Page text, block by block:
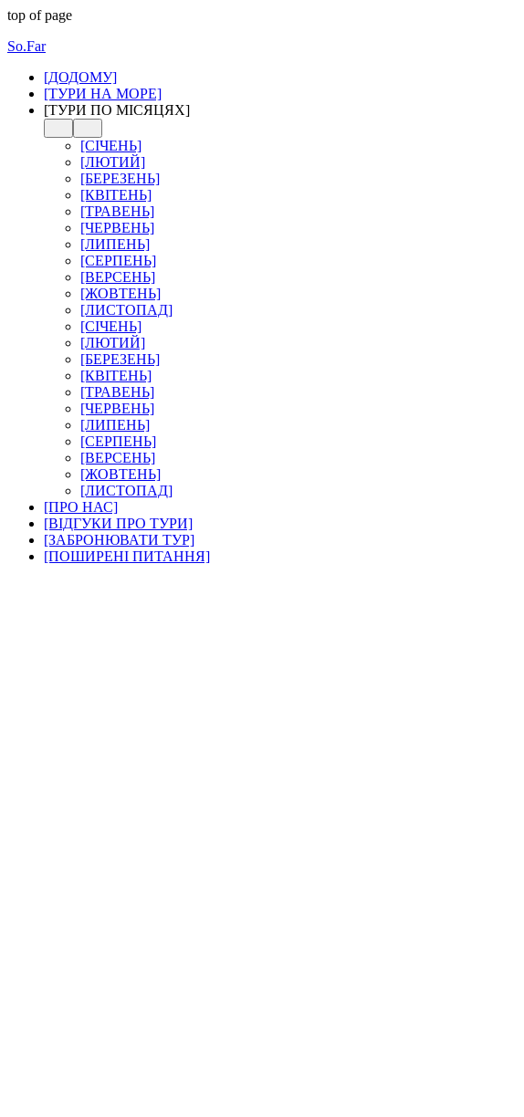
top of page
So.Far
[ДОДОМУ]
[ТУРИ НА МОРЕ]
[ТУРИ ПО МІСЯЦЯХ]
[СІЧЕНЬ]
[ЛЮТИЙ]
[БЕРЕЗЕНЬ]
[КВІТЕНЬ]
[ТРАВЕНЬ]
[ЧЕРВЕНЬ]
[ЛИПЕНЬ]
[СЕРПЕНЬ]
[ВЕРСЕНЬ]
[ЖОВТЕНЬ]
[ЛИСТОПАД]
[СІЧЕНЬ]
[ЛЮТИЙ]
[БЕРЕЗЕНЬ]
[КВІТЕНЬ]
[ТРАВЕНЬ]
[ЧЕРВЕНЬ]
[ЛИПЕНЬ]
[СЕРПЕНЬ]
[ВЕРСЕНЬ]
[ЖОВТЕНЬ]
[ЛИСТОПАД]
[ПРО НАС]
[ВІДГУКИ ПРО ТУРИ]
[ЗАБРОНЮВАТИ ТУР]
[ПОШИРЕНІ ПИТАННЯ]